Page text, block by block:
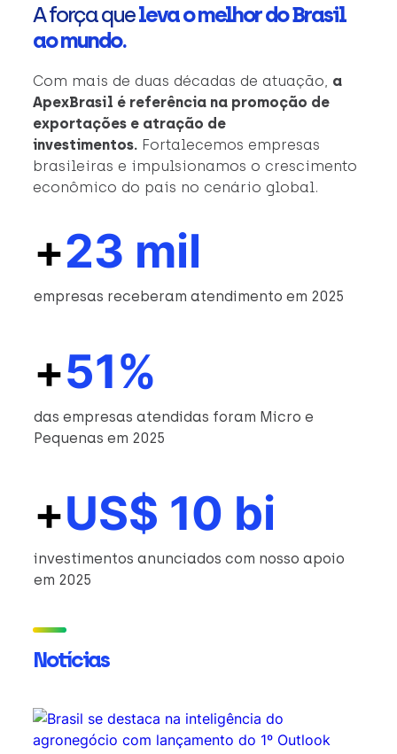
A força queleva o melhor do Brasil
ao mundo.
Com mais de duas décadas de atuação, a
ApexBrasil é referência na promoção de
exportações e atração de
investimentos. Fortalecemos empresas
brasileiras e impulsionamos o crescimento
econômico do país no cenário global.
+23 mil
empresas receberam atendimento em 2025
+51%
das empresas atendidas foram Micro e
Pequenas em 2025
+US$ 10 bi
investimentos anunciados com nosso apoio
em 2025
Notícias